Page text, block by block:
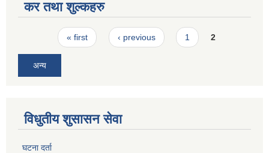
कर तथा शुल्कहरु
Pages« first ‹ previous 1 2
अन्य
विधुतीय शुसासन सेवा
घटना दर्ता